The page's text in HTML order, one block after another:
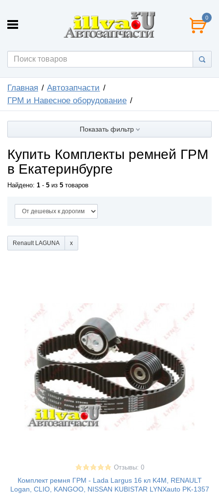
0
Главная
Автозапчасти
ГРМ и Навесное оборудование
Показать фильтр
Купить Комплекты ремней ГРМ
в Екатеринбурге
Найдено: 1 - 5 из 5 товаров
Renault LAGUNA
Отзывы: 0
Комплект ремня ГРМ - Lada Largus 16 кл K4M, RENAULT
Logan, CLIO, KANGOO, NISSAN KUBISTAR LYNXauto PK-1357